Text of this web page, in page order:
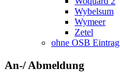
Wybelsum
Wymeer
Zetel
ohne OSB Eintrag
An-/ Abmeldung